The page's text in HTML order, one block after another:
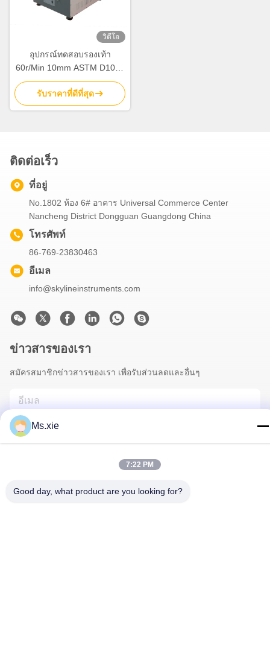
วิดีโอ
อุปกรณ์ทดสอบรองเท้า
60r/Min 10mm ASTM D1052
Ross Flexing Tester
รับราคาที่ดีที่สุด
ติดต่อเร็ว
ที่อยู่
No.1802 ห้อง 6# อาคาร Universal Commerce Center
Nancheng District Dongguan Guangdong China
โทรศัพท์
86-769-23830463
อีเมล
info@skylineinstruments.com
ข่าวสารของเรา
สมัครสมาชิกข่าวสารของเรา เพื่อรับส่วนลดและอื่นๆ
Ms.xie
7:22 PM
Good day, what product are you looking for?